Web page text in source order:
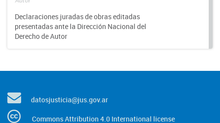
Declaraciones juradas de obras editadas
presentadas ante la Dirección Nacional del
Derecho de Autor
datosjusticia@jus.gov.ar
Commons Attribution 4.0 International license